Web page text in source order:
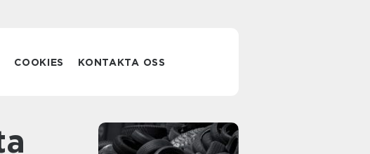
COOKIES KONTAKTA OSS